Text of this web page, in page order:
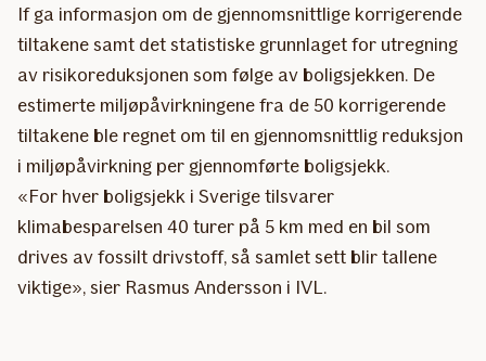
If ga informasjon om de gjennomsnittlige korrigerende
tiltakene samt det statistiske grunnlaget for utregning
av risikoreduksjonen som følge av boligsjekken. De
estimerte miljøpåvirkningene fra de 50 korrigerende
tiltakene ble regnet om til en gjennomsnittlig reduksjon
i miljøpåvirkning per gjennomførte boligsjekk.
«For hver boligsjekk i Sverige tilsvarer
klimabesparelsen 40 turer på 5 km med en bil som
drives av fossilt drivstoff, så samlet sett blir tallene
viktige», sier Rasmus Andersson i IVL.